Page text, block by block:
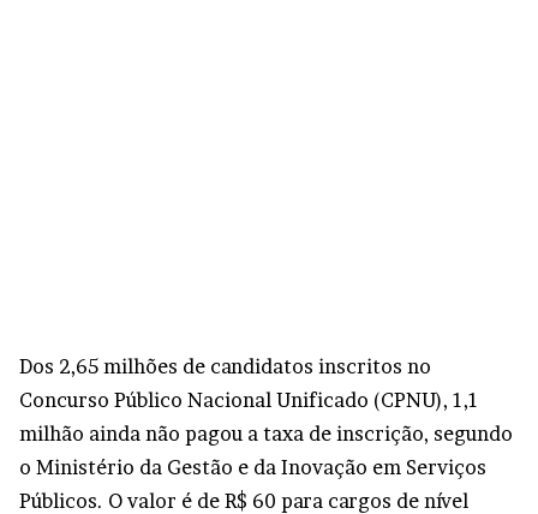
Dos 2,65 milhões de candidatos inscritos no
Concurso Público Nacional Unificado (CPNU), 1,1
milhão ainda não pagou a taxa de inscrição, segundo
o Ministério da Gestão e da Inovação em Serviços
Públicos. O valor é de R$ 60 para cargos de nível